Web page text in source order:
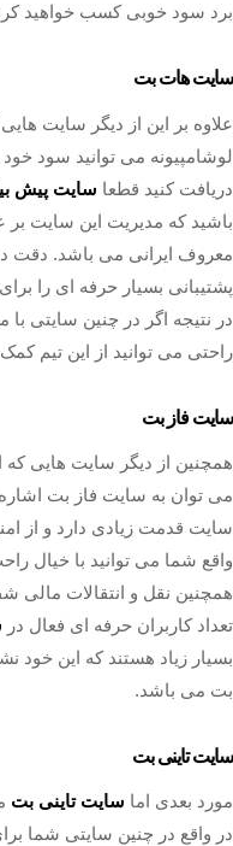
برد سود خوبی کسب خواهید
سایت هات بت
علاوه بر این از دیگر سایت
لوشامپیونه می توانید سود
دریافت کنید قطعا سایت پیش
باشید که مدیریت این سایت بر
معروف ایرانی می باشد. دقت
پشتیبانی بسیار حرفه ای را
در نتیجه اگر در چنین سایتی
راحتی می توانید از این تیم کمک
سایت فاز بت
همچنین از دیگر سایت هایی
می توان به سایت فاز بت
سایت قدمت زیادی دارد و از
واقع شما می توانید با خیال
همچنین نقل و انتقالات مالی
تعداد کاربران حرفه ای فعال در
بسیار زیاد هستند که این خود
بت می باشد.
سایت تاینی بت
مورد بعدی اما سایت تاینی بت
در واقع در چنین سایتی شما